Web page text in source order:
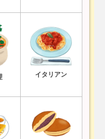
イタリアン